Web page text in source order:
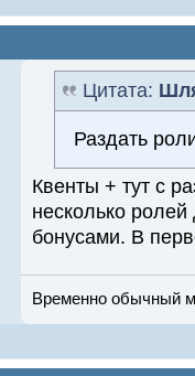
Цитата:
Раздать
Квенты + тут с
несколько
бонусами. В
Временно обычный